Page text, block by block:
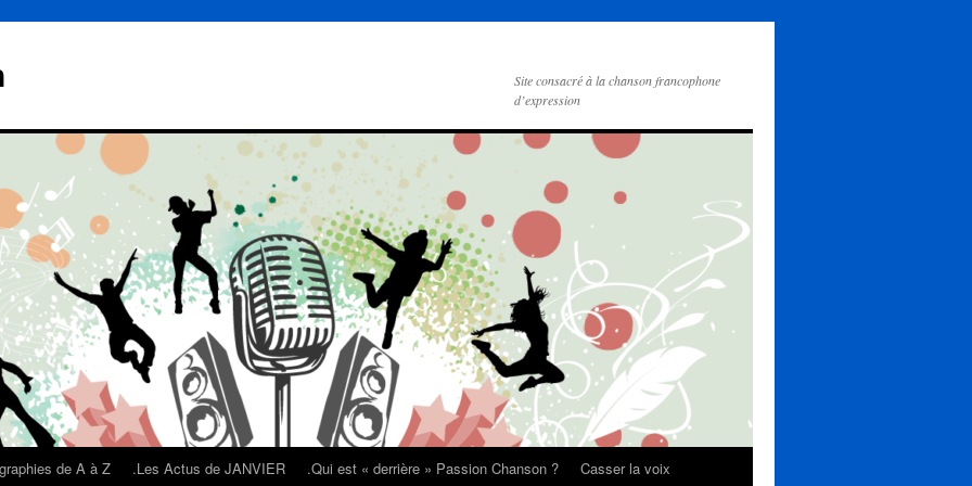
Site consacré à la chanson francophone
d’expression
de A à Z .Les Actus de JANVIER .Qui est « derrière » Passion Chanson ?
Casser la voix